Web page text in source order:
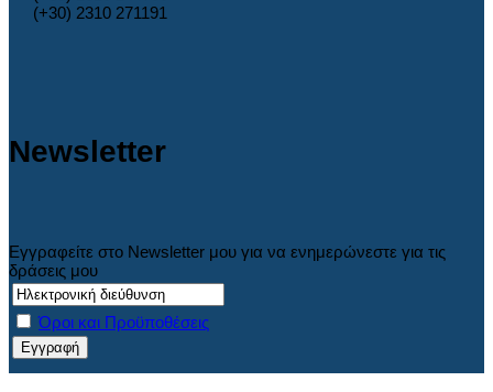
(+30) 2310 271191
Newsletter
Εγγραφείτε στο Newsletter μου για να ενημερώνεστε για τις
δράσεις μου
Όροι και Προϋποθέσεις